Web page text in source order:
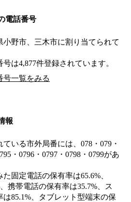
電話番号
小野市、三木市に割り当てられて
は4,877件登録されています。
号一覧をみる
報
いる市外局番には、078・079・
・0796・0797・0798・0799があ
固定電話の保有率は65.6%、
携帯電話の保有率は35.7%、ス
85.1%、タブレット型端末の保